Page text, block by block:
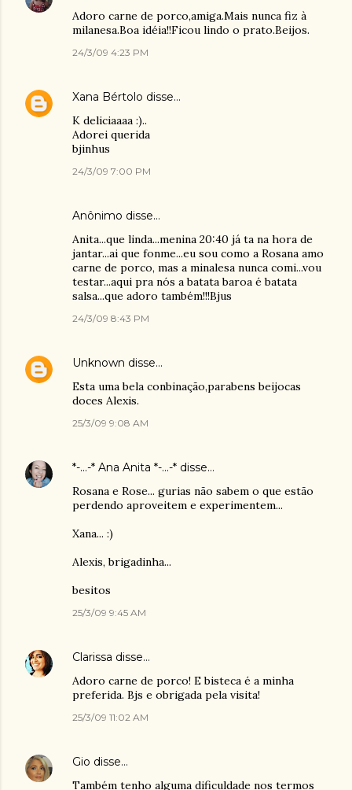
Adoro carne de porco,amiga.Mais nunca fiz à
milanesa.Boa idéia!!Ficou lindo o prato.Beijos.
24/3/09 4:23 PM
Xana Bértolo disse…
K deliciaaaa :)..
Adorei querida
bjinhus
24/3/09 7:00 PM
Anônimo disse…
Anita...que linda...menina 20:40 já ta na hora de
jantar...ai que fonme...eu sou como a Rosana amo
carne de porco, mas a minalesa nunca comi...vou
testar...aqui pra nós a batata baroa é batata
salsa...que adoro também!!!Bjus
24/3/09 8:43 PM
Unknown disse…
Esta uma bela conbinação,parabens beijocas
doces Alexis.
25/3/09 9:08 AM
*-...-* Ana Anita *-...-* disse…
Rosana e Rose... gurias não sabem o que estão
perdendo aproveitem e experimentem...
Xana... :)
Alexis, brigadinha...
besitos
25/3/09 9:45 AM
Clarissa disse…
Adoro carne de porco! E bisteca é a minha
preferida. Bjs e obrigada pela visita!
25/3/09 11:02 AM
Gio disse…
Também tenho alguma dificuldade nos termos